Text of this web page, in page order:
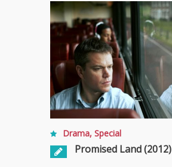
Drama, Special
Promised Land (2012)